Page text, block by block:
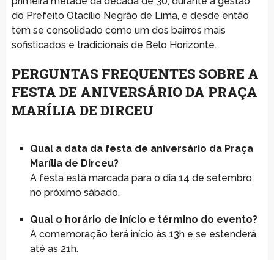
do Prefeito Otacílio Negrão de Lima, e desde então
tem se consolidado como um dos bairros mais
sofisticados e tradicionais de Belo Horizonte.
PERGUNTAS FREQUENTES SOBRE A
FESTA DE ANIVERSÁRIO DA PRAÇA
MARÍLIA DE DIRCEU
Qual a data da festa de aniversário da Praça
Marília de Dirceu?
A festa está marcada para o dia 14 de setembro,
no próximo sábado.
Qual o horário de início e término do evento?
A comemoração terá início às 13h e se estenderá
até as 21h.